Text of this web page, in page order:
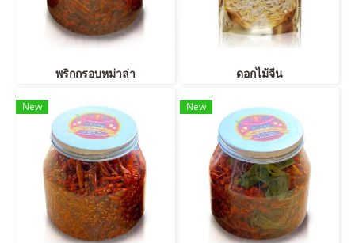
พริกกรอบหม่าล่า ดอกไม้จีน
New New